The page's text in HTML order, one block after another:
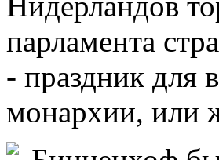
парламента
- праздник для
монархии, или